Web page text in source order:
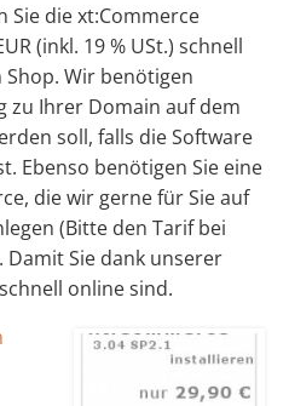
Sie die xt:Commerce
(inkl. 19 % USt.) schnell
Wir benötigen
zu Ihrer Domain auf dem
soll, falls die Software
Ebenso benötigen Sie eine
die wir gerne für Sie auf
(Bitte den Tarif bei
Sie dank unserer
online sind.